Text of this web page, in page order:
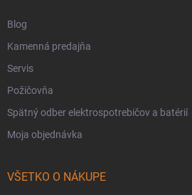
Blog
Kamenná predajňa
Servis
Požičovňa
Spätný odber elektrospotrebičov a batérií
Moja objednávka
VŠETKO O NÁKUPE